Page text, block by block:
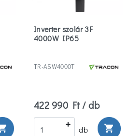
Inverter szolár 3F
4000W IP65
TR-ASW4000T
422 990 Ft / db
db shopping_cart